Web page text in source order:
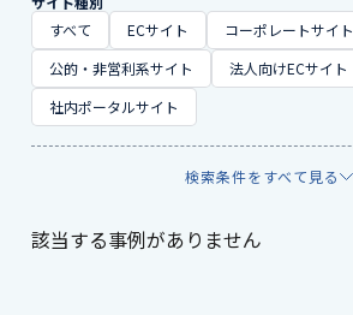
すべて
ECサイト コーポレートサイト
公的・非営利系サイト
法人向けECサイト
社内ポータルサイト
検索条件をすべて見る
該当する事例がありません